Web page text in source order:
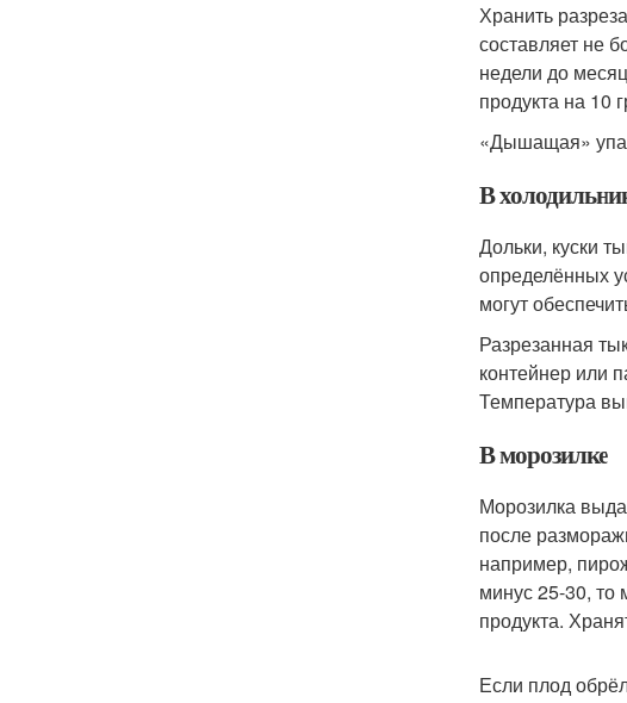
Хранить
составляет не
недели до
продукта на 10
«Дышащая»
В
Дольки, куски
определённых
могут
Разрезанная
контейнер или
Температура
В морозилке
Морозилка
после
например,
минус 25-30, то
продукта.
Если плод